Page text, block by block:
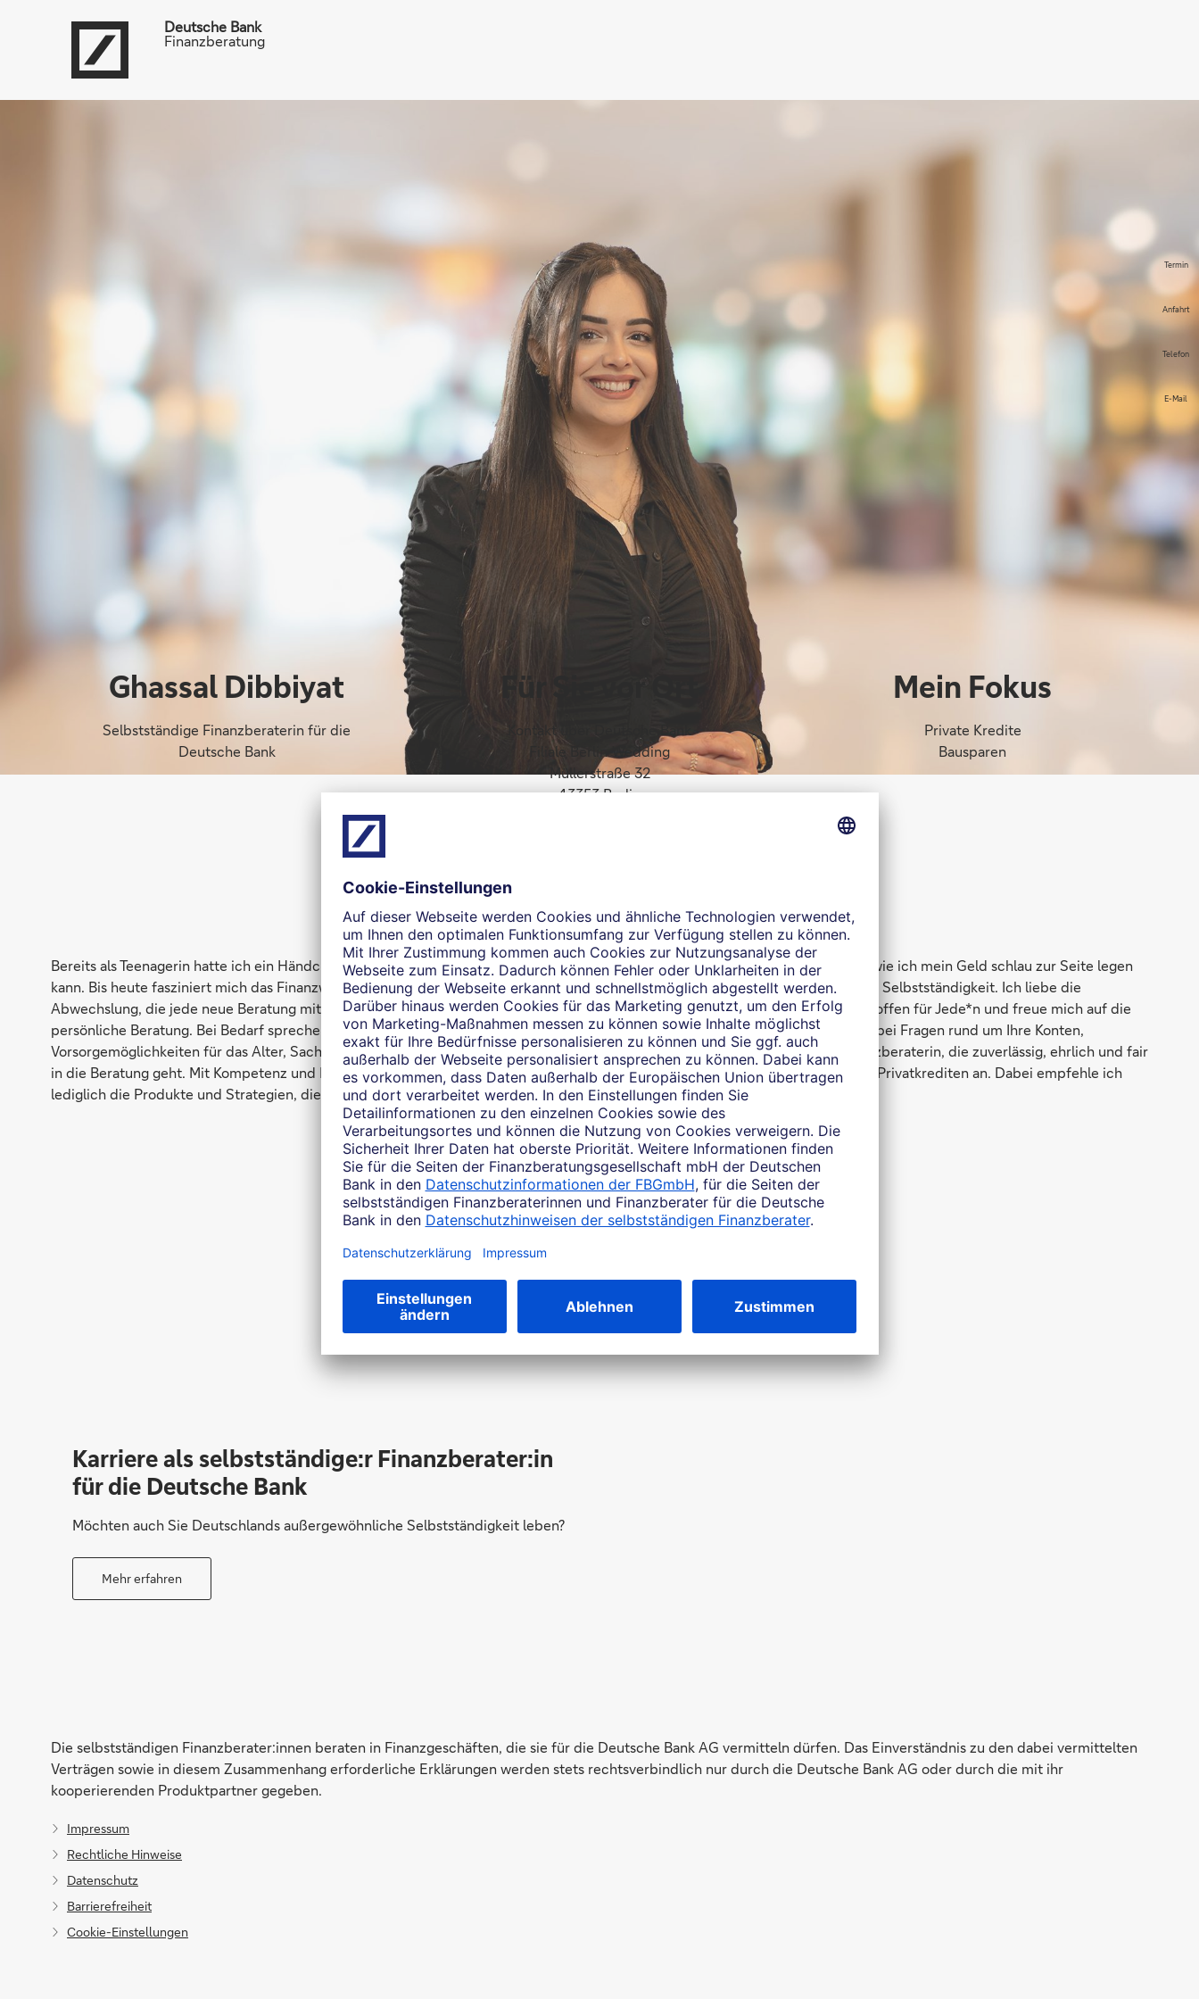
Deutsche Bank
Finanzberatung
Termin
Anfahrt
Telefon
E-Mail
Ghassal Dibbiyat
Selbstständige Finanzberaterin für die
Deutsche Bank
Für Sie vor Ort
Kontakt über Deutsche Bank
Filiale Berlin-Wedding
Müllerstraße 32
13353 Berlin
Mein Fokus
Private Kredite
Bausparen
Beratung neu erleben
Bereits als Teenagerin hatte ich ein Händchen für Finanzen, sparte jeden verdienten Euro und schon damals interessierte mich, wie ich mein Geld schlau zur Seite legen
kann. Bis heute fasziniert mich das Finanzwesen. So erlernte ich zunächst den Beruf der Bankkauffrau und wechselte dann in die Selbstständigkeit. Ich liebe die
Abwechslung, die jede neue Beratung mit sich bringt. Jeder Mensch hat eine andere Ausgangslage und ein anderes Ziel. Ich bin offen für Jede*n und freue mich auf die
persönliche Beratung. Bei Bedarf sprechen wir uns auch gern auf digitalem Weg, auf Englisch oder auf Arabisch. Ich helfe Ihnen bei Fragen rund um Ihre Konten,
Vorsorgemöglichkeiten für das Alter, Sachversicherungen oder auch falls Sie einen privaten Kredit benötigen. Ich bin eine Finanzberaterin, die zuverlässig, ehrlich und fair
in die Beratung geht. Mit Kompetenz und Diskretion nehme ich mich Ihren Themen rund um Ihre Konten, Vorsorgesituation oder Privatkrediten an. Dabei empfehle ich
lediglich die Produkte und Strategien, die auch wirklich zu Ihnen passen. Ich freue mich auf Ihren Anruf.
Welches Thema beschäftigt Sie?
Werden Sie Teil des Teams
Karriere als selbstständige:r Finanzberater:in
für die Deutsche Bank
Möchten auch Sie Deutschlands außergewöhnliche Selbstständigkeit leben?
Mehr erfahren
Die selbstständigen Finanzberater:innen beraten in Finanzgeschäften, die sie für die Deutsche Bank AG vermitteln dürfen. Das Einverständnis zu den dabei vermittelten
Verträgen sowie in diesem Zusammenhang erforderliche Erklärungen werden stets rechtsverbindlich nur durch die Deutsche Bank AG oder durch die mit ihr
kooperierenden Produktpartner gegeben.
Impressum
Rechtliche Hinweise
Datenschutz
Barrierefreiheit
Cookie-Einstellungen